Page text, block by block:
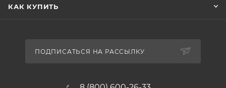
КАК КУПИТЬ
ПОДПИСАТЬСЯ НА РАССЫЛКУ